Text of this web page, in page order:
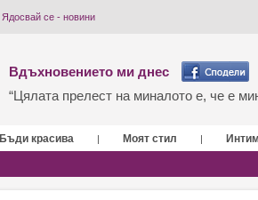
Ядосвай се - новини
Вдъхновението ми днес
“Цялата прелест на миналото е, че е
Бъди красива | Моят стил |